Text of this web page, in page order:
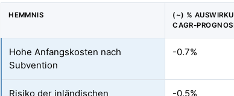
HEMMNIS
(~) %
CAGR-
Hohe Anfangskosten nach
Subvention
-0.7%
Risiko der inländischen -0.5%